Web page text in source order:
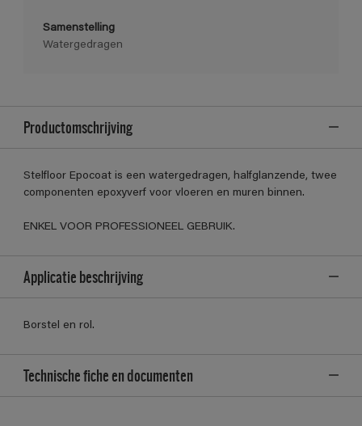
Samenstelling
Watergedragen
Productomschrijving
Stelfloor Epocoat is een watergedragen, halfglanzende, twee
componenten epoxyverf voor vloeren en muren binnen.
ENKEL VOOR PROFESSIONEEL GEBRUIK.
Applicatie beschrijving
Borstel en rol.
Technische fiche en documenten